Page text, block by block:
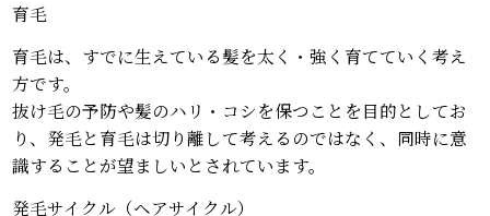
育毛
育毛は、すでに生えている髪を太く・強く育てていく考え
方です。
抜け毛の予防や髪のハリ・コシを保つことを目的としてお
り、発毛と育毛は切り離して考えるのではなく、同時に意
識することが望ましいとされています。
発毛サイクル（ヘアサイクル）